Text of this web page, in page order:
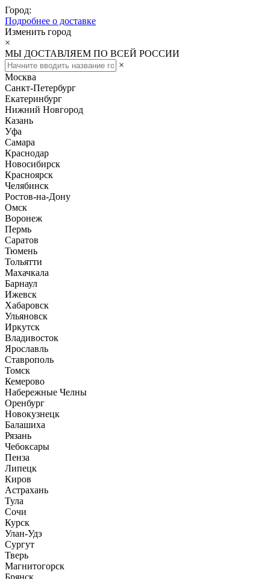
Город:
Подробнее о доставке
Изменить город
×
МЫ ДОСТАВЛЯЕМ ПО ВСЕЙ РОССИИ
×
Москва
Санкт-Петербург
Екатеринбург
Нижний Новгород
Казань
Уфа
Самара
Краснодар
Новосибирск
Красноярск
Челябинск
Ростов-на-Дону
Омск
Воронеж
Пермь
Саратов
Тюмень
Тольятти
Махачкала
Барнаул
Ижевск
Хабаровск
Ульяновск
Иркутск
Владивосток
Ярославль
Ставрополь
Томск
Кемерово
Набережные Челны
Оренбург
Новокузнецк
Балашиха
Рязань
Чебоксары
Пенза
Липецк
Киров
Астрахань
Тула
Сочи
Курск
Улан-Удэ
Сургут
Тверь
Магнитогорск
Брянск